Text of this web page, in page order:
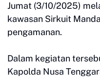
Jumat (3/10/2025)
kawasan Sirkuit
pengamanan.
Dalam kegiatan
Kapolda Nusa